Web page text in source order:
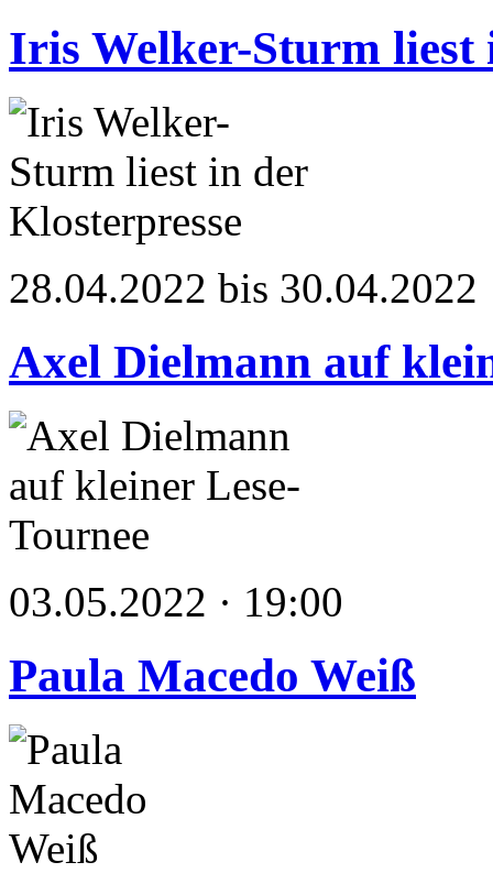
Iris Welker-Sturm liest
28.04.2022 bis 30.04.2022
Axel Dielmann auf
03.05.2022 · 19:00
Paula Macedo Weiß